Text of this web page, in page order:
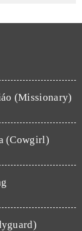
(Missionary)
(Cowgirl)